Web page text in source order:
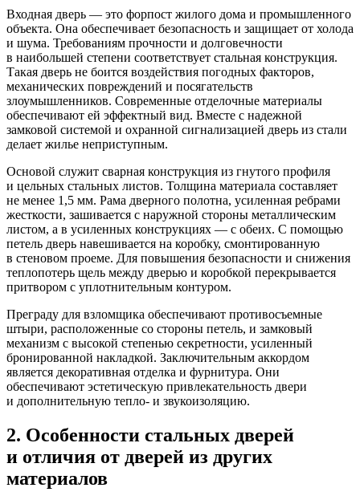
Входная дверь — это форпост жилого дома и промышленного
объекта. Она обеспечивает безопасность и защищает от холода
и шума. Требованиям прочности и долговечности
в наибольшей степени соответствует стальная конструкция.
Такая дверь не боится воздействия погодных факторов,
механических повреждений и посягательств
злоумышленников. Современные отделочные материалы
обеспечивают ей эффектный вид. Вместе с надежной
замковой системой и охранной сигнализацией дверь из стали
делает жилье неприступным.
Основой служит сварная конструкция из гнутого профиля
и цельных стальных листов. Толщина материала составляет
не менее 1,5 мм. Рама дверного полотна, усиленная ребрами
жесткости, зашивается с наружной стороны металлическим
листом, а в усиленных конструкциях — с обеих. С помощью
петель дверь навешивается на коробку, смонтированную
в стеновом проеме. Для повышения безопасности и снижения
теплопотерь щель между дверью и коробкой перекрывается
притвором с уплотнительным контуром.
Преграду для взломщика обеспечивают противосъемные
штыри, расположенные со стороны петель, и замковый
механизм с высокой степенью секретности, усиленный
бронированной накладкой. Заключительным аккордом
является декоративная отделка и фурнитура. Они
обеспечивают эстетическую привлекательность двери
и дополнительную тепло- и звукоизоляцию.
2. Особенности стальных дверей
и отличия от дверей из других
материалов